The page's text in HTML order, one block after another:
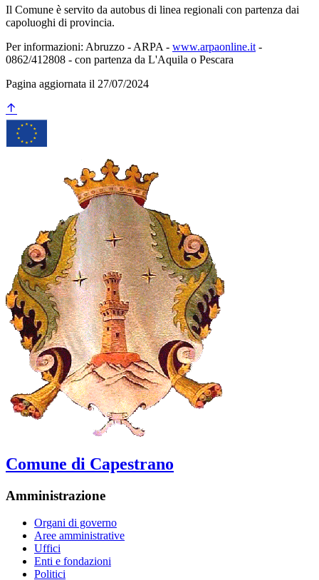
Il Comune è servito da autobus di linea regionali con partenza dai
capoluoghi di provincia.
Per informazioni: Abruzzo - ARPA - www.arpaonline.it -
0862/412808 - con partenza da L'Aquila o Pescara
Pagina aggiornata il 27/07/2024
Comune di Capestrano
Amministrazione
Organi di governo
Aree amministrative
Uffici
Enti e fondazioni
Politici